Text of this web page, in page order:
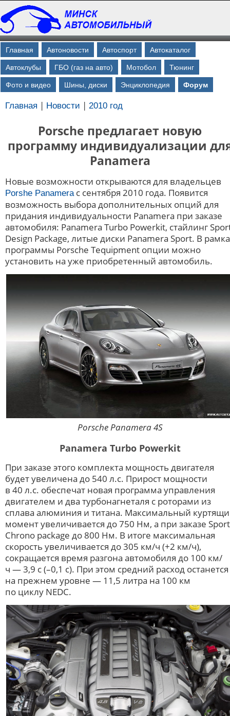
Главная Автоновости Автоспорт Автокаталог
Автоклубы ГБО (газ на авто) Мотобол Тюнинг
Фото и видео Шины, диски Энциклопедия Форум
Главная | Новости | 2010 год
Porsche предлагает новую
программу индивидуализации
Panamera
Новые возможности открываются для владельцев
Porshe Panameraс сентября 2010 года. Появится
возможность выбора дополнительных опций для
придания индивидуальности Panamera при заказе
автомобиля: Panamera Turbo Powerkit, стайлинг
Design Package, литые диски Panamera Sport. В
программы Porsche Tequipment опции можно
установить на уже приобретенный автомобиль.
Porsche Panamera 4S
Panamera Turbo Powerkit
При заказе этого комплекта мощность двигателя
будет увеличена до 540 л.с. Прирост мощности
в 40 л.с. обеспечат новая программа управления
двигателем и два турбонагнеталя с роторами из
сплава алюминия и титана. Максимальный
момент увеличивается до 750 Нм, а при заказе Sport
Chrono package до 800 Нм. В итоге максимальная
скорость увеличивается до 305 км/ч (+2 км/ч),
сокращается время разгона автомобиля до 100 км/
ч — 3,9 с (–0,1 с). При этом средний расход останется
на прежнем уровне — 11,5 литра на 100 км
по циклу NEDC.